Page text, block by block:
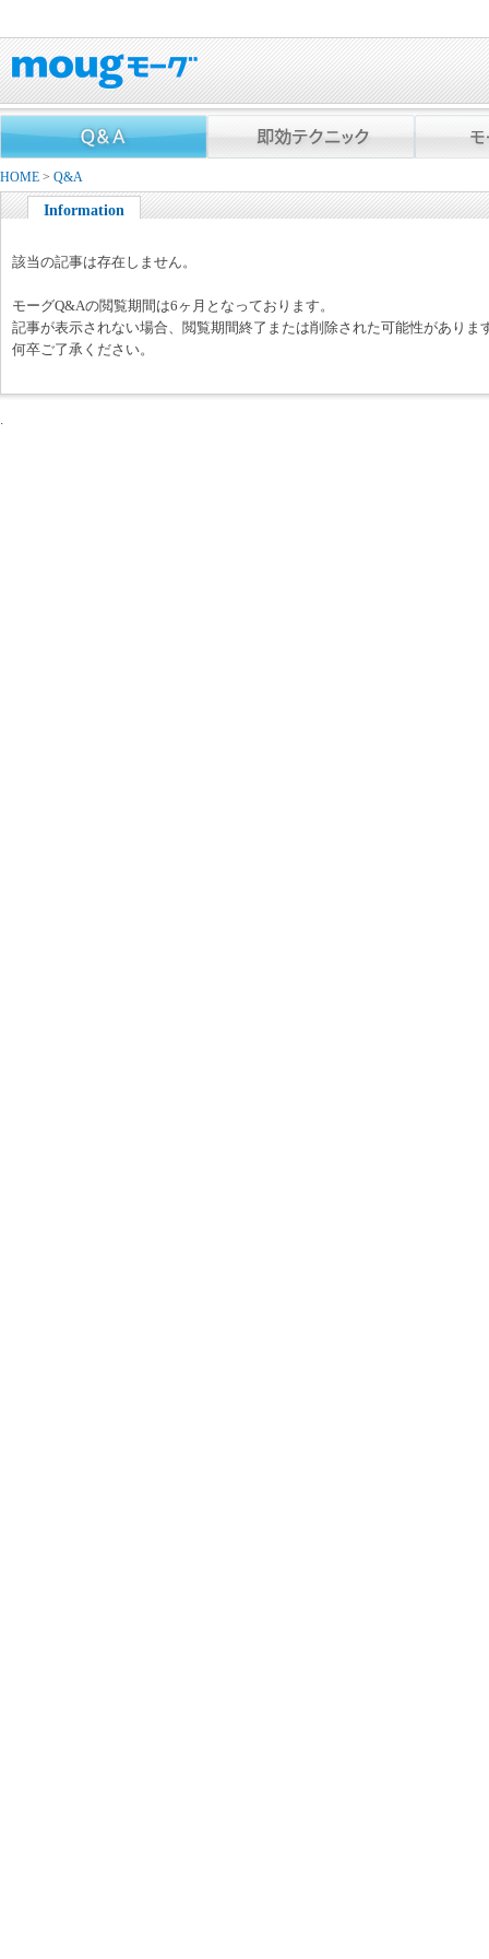
HOME > Q&A
Information
該当の記事は存在しません。
モーグQ&Aの閲覧期間は6ヶ月となっております。
記事が表示されない場合、閲覧期間終了または削除された可能性がありま
何卒ご了承ください。